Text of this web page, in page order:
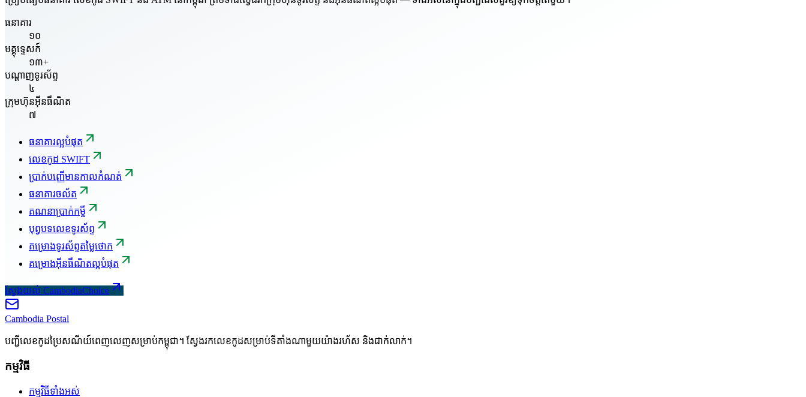
ធនាគារ
១០
មគ្គុទ្ទេសក៍
១៣+
បណ្តាញទូរស័ព្ទ
៤
ក្រុមហ៊ុនអ៊ីនធឺណិត
៧
ធនាគារល្អបំផុត
លេខកូដ SWIFT
ប្រាក់បញ្ញើមានកាលកំណត់
ធនាគារចល័ត
គណនាប្រាក់កម្ចី
បុព្វបទលេខទូរស័ព្ទ
គម្រោងទូរស័ព្ទតម្លៃថោក
គម្រោងអ៊ីនធឺណិតល្អបំផុត
ស្វែងយល់ CambodiaChoice
Cambodia Postal
បញ្ជីលេខកូដប្រៃសណីយ៍ពេញលេញសម្រាប់កម្ពុជា។ ស្វែងរកលេខកូដសម្រាប់ទីតាំងណាមួយយ៉ាងរហ័ស និងជាក់លាក់។
កម្មវិធី
កម្មវិធីទាំងអស់